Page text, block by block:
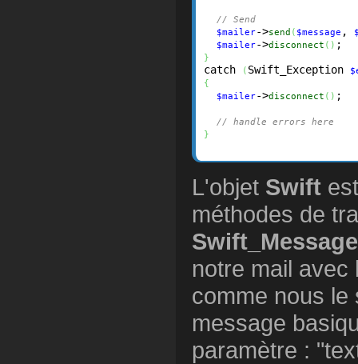
// Send
$mailer->send ( $message ,
$mailer->disconnect ( )
}
catch ( Swift_Exception
{
$mailer->disconnect ( ) ;
// handle errors here
}
L'objet Swift
méthodes de
Swift_Message
notre mail
comme nous le
message
paramètre :